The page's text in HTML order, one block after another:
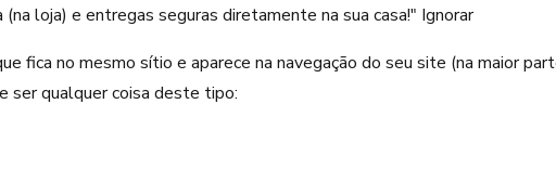
loja) e entregas seguras diretamente na sua casa!" Ignorar
fica no mesmo sítio e aparece na navegação do seu site (na maior
ser qualquer coisa deste tipo: